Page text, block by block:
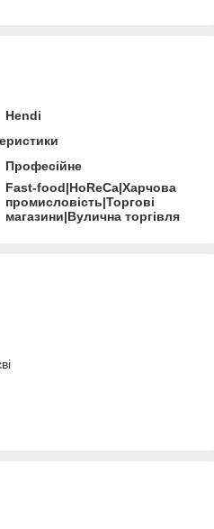
Hendi
Професійне
Fast-food|HoReCa|Харчова
промисловість|Торгові
магазини|Вулична торгівля